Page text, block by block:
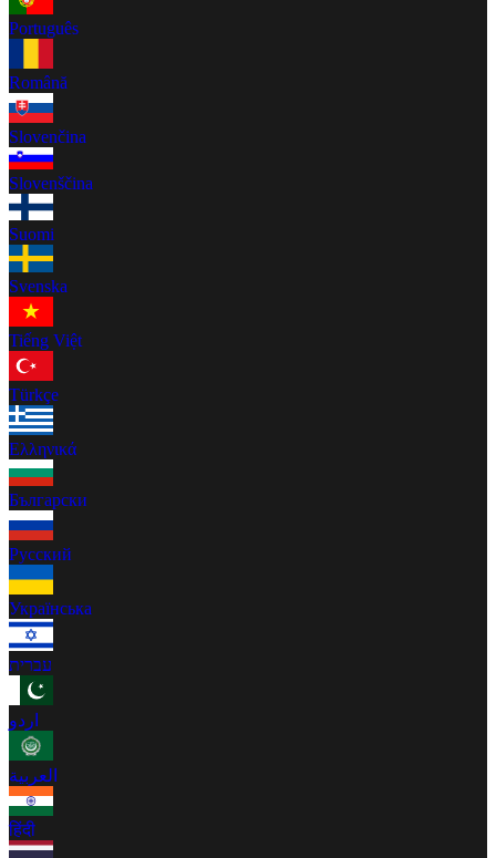
Português
Română
Slovenčina
Slovenščina
Suomi
Svenska
Tiếng Việt
Türkçe
Ελληνικά
Български
Русский
Українська
עברית
اردو
العربية
हिंदी